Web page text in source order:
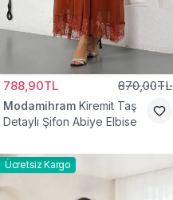
788,90TL 870,00TL
Modamihram Kiremit Taş
Detaylı Şifon Abiye Elbise
Ücretsiz Kargo